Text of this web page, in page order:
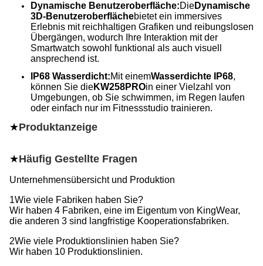
Dynamische Benutzeroberfläche:DieDynamische
3D-Benutzeroberflächebietet ein immersives
Erlebnis mit reichhaltigen Grafiken und reibungslosen
Übergängen, wodurch Ihre Interaktion mit der
Smartwatch sowohl funktional als auch visuell
ansprechend ist.
IP68 Wasserdicht:Mit einemWasserdichte IP68,
können Sie dieKW258PROin einer Vielzahl von
Umgebungen, ob Sie schwimmen, im Regen laufen
oder einfach nur im Fitnessstudio trainieren.
★Produktanzeige
★Häufig Gestellte Fragen
Unternehmensübersicht und Produktion
1Wie viele Fabriken haben Sie?
Wir haben 4 Fabriken, eine im Eigentum von KingWear,
die anderen 3 sind langfristige Kooperationsfabriken.
2Wie viele Produktionslinien haben Sie?
Wir haben 10 Produktionslinien.